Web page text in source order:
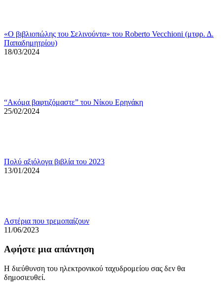
«Ο βιβλιoπώλης του Σελινούντα» του Roberto Vecchioni (μτφρ. Δ.
Παπαδημητρίου)
18/03/2024
“Ακόμα βαφτιζόμαστε” του Νίκου Ερηνάκη
25/02/2024
Πολύ αξιόλογα βιβλία του 2023
13/01/2024
Αστέρια που τρεμοπαίζουν
11/06/2023
Αφήστε μια απάντηση
Η διεύθυνση του ηλεκτρονικού ταχυδρομείου σας δεν θα
δημοσιευθεί.